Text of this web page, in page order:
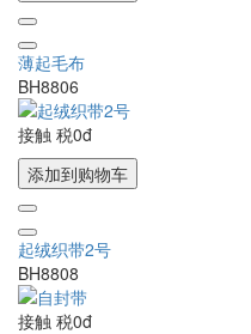
薄起毛布
BH8806
接触 税0đ
添加到购物车
起绒织带2号
BH8808
接触 税0đ